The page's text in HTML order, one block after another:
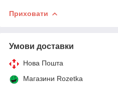
Приховати
Умови доставки
Нова Пошта
Магазини Rozetka